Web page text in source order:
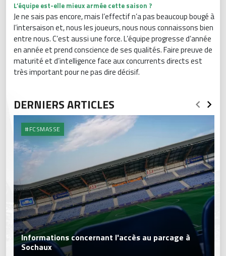
L’équipe est-elle mieux armée cette saison ?
Je ne sais pas encore, mais l’effectif n’a pas beaucoup bougé à
l’intersaison et, nous les joueurs, nous nous connaissons bien
entre nous. C’est aussi une force. L’équipe progresse d’année
en année et prend conscience de ses qualités. Faire preuve de
maturité et d’intelligence face aux concurrents directs est
très important pour ne pas dire décisif.
DERNIERS ARTICLES
#FCSMASSE
Informations concernant l'accès au parcage à
Sochaux